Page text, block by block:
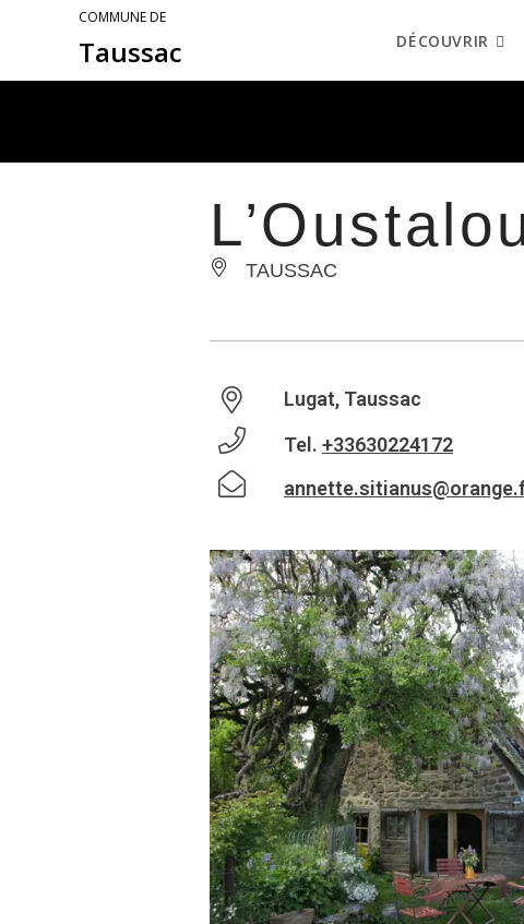
COMMUNE DE
Taussac DÉCOUVRIR
TAUSSAC
Lugat, Taussac
Tel. +33630224172